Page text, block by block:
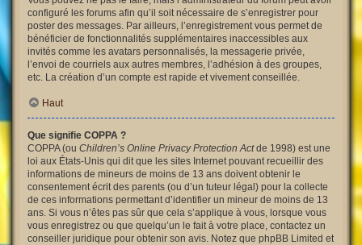
configuré les forums afin qu’il soit nécessaire de s’enregistrer pour
poster des messages. Par ailleurs, l’enregistrement vous permet de
bénéficier de fonctionnalités supplémentaires inaccessibles aux
invités comme les avatars personnalisés, la messagerie privée,
l’envoi de courriels aux autres membres, l’adhésion à des groupes,
etc. La création d’un compte est rapide et vivement conseillée.
Haut
Que signifie COPPA ?
COPPA (ou Children’s Online Privacy Protection Actde 1998) est une
loi aux États-Unis qui dit que les sites Internet pouvant recueillir des
informations de mineurs de moins de 13 ans doivent obtenir le
consentement écrit des parents (ou d’un tuteur légal) pour la collecte
de ces informations permettant d’identifier un mineur de moins de 13
ans. Si vous n’êtes pas sûr que cela s’applique à vous, lorsque vous
vous enregistrez ou que quelqu’un le fait à votre place, contactez un
conseiller juridique pour obtenir son avis. Notez que phpBB Limited et